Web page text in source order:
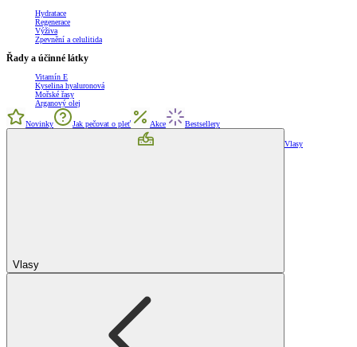
Hydratace
Regenerace
Výživa
Zpevnění a celulitida
Řady a účinné látky
Vitamín E
Kyselina hyaluronová
Mořské řasy
Arganový olej
Novinky Jak pečovat o pleť Akce Bestsellery
Vlasy
Vlasy